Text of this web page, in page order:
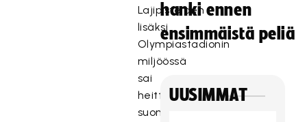
Lajipisteiden
lisäksi
Olympiastadionin
miljöössä
sai
heittäytyä
suomalaisen
hanki ennen
ensimmäistä peliä
UUSIMMAT